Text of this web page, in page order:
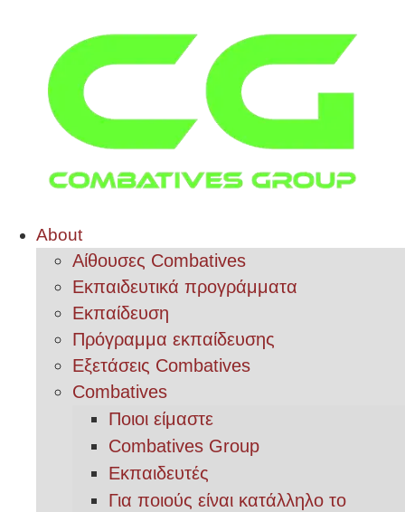
About
Αίθουσες Combatives
Εκπαιδευτικά προγράμματα
Εκπαίδευση
Πρόγραμμα εκπαίδευσης
Εξετάσεις Combatives
Combatives
Ποιοι είμαστε
Combatives Group
Εκπαιδευτές
Για ποιούς είναι κατάλληλο το